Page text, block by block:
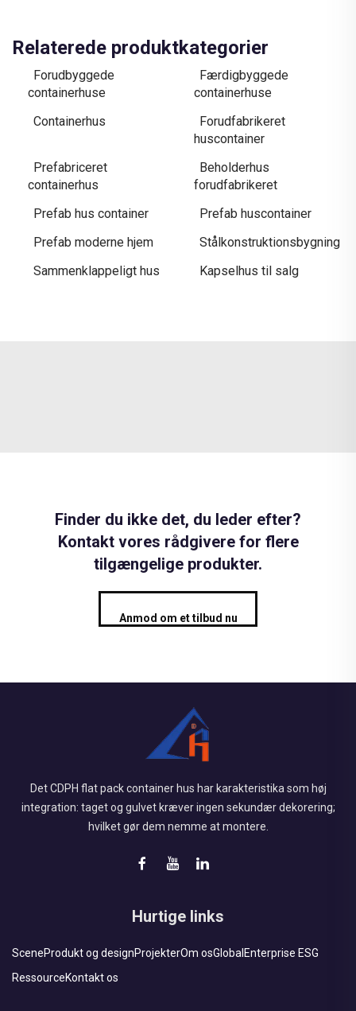
Relaterede produktkategorier
Forudbyggede
containerhuse
Færdigbyggede
containerhuse
Containerhus
Forudfabrikeret
huscontainer
Prefabriceret
containerhus
Beholderhus
forudfabrikeret
Prefab hus container
Prefab huscontainer
Prefab moderne hjem
Stålkonstruktionsbygning
Sammenklappeligt hus
Kapselhus til salg
Finder du ikke det, du leder efter?
Kontakt vores rådgivere for flere
tilgængelige produkter.
Anmod om et tilbud nu
Det CDPH flat pack container hus har karakteristika som høj
integration: taget og gulvet kræver ingen sekundær dekorering;
hvilket gør dem nemme at montere.
Hurtige links
SceneProdukt og designProjekterOm osGlobal Enterprise ESG
RessourceKontakt os